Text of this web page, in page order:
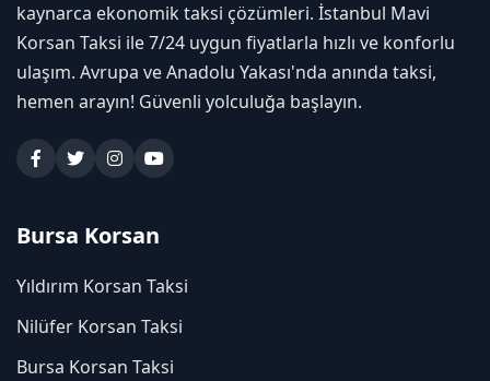
kaynarca ekonomik taksi çözümleri. İstanbul Mavi
Korsan Taksi ile 7/24 uygun fiyatlarla hızlı ve konforlu
ulaşım. Avrupa ve Anadolu Yakası'nda anında taksi,
hemen arayın! Güvenli yolculuğa başlayın.
Bursa Korsan
Yıldırım Korsan Taksi
Nilüfer Korsan Taksi
Bursa Korsan Taksi